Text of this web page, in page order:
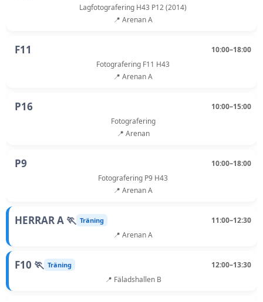
Lagfotografering H43 P12 (2014)
📍 Arenan A
F11
10:00–18:00
Fotografering F11 H43
📍 Arenan A
P16
10:00–15:00
Fotografering
📍 Arenan
P9
10:00–18:00
Fotografering P9 H43
📍 Arenan A
HERRAR A 🏃 Träning
11:00–12:30
📍 Arenan A
F10 🏃 Träning
12:00–13:30
📍 Fäladshallen B